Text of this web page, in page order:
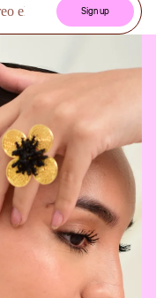
Sign up